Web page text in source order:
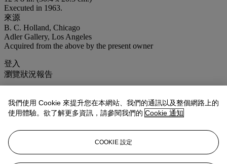
Executed in 1963.
來源
B. C. Holland, Chicago
Adler Gallery, Los Angeles
Acquired from the above by the present owner
登入
瀏覽狀況報告
更多來自First Open 特拍
查看全部
我們使用 Cookie 來提升您在本網站、我們的通訊以及整個網路上的
使用體驗。欲了解更多資訊，請參閱我們的 Cookie 通知
COOKIE 設定